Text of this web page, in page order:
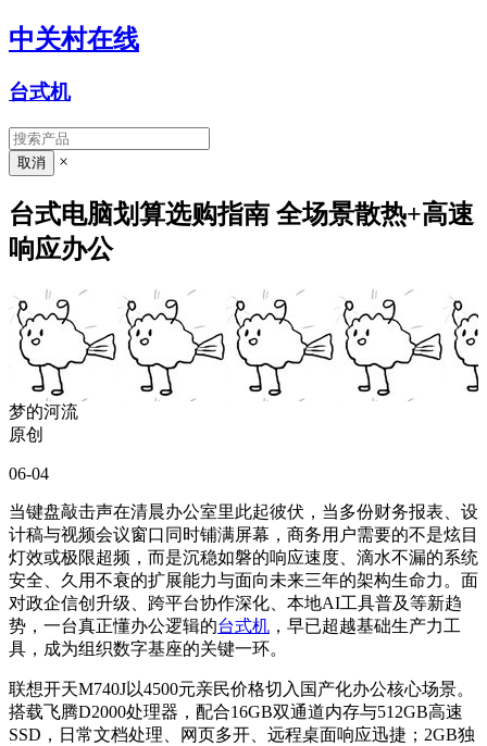
中关村在线
台式机
×
台式电脑划算选购指南 全场景散热+高速
响应办公
梦的河流
原创
06-04
当键盘敲击声在清晨办公室里此起彼伏，当多份财务报表、设
计稿与视频会议窗口同时铺满屏幕，商务用户需要的不是炫目
灯效或极限超频，而是沉稳如磐的响应速度、滴水不漏的系统
安全、久用不衰的扩展能力与面向未来三年的架构生命力。面
对政企信创升级、跨平台协作深化、本地AI工具普及等新趋
势，一台真正懂办公逻辑的台式机 ，早已超越基础生产力工
具，成为组织数字基座的关键一环。
联想开天M740J以4500元亲民价格切入国产化办公核心场景。
搭载飞腾D2000处理器，配合16GB双通道内存与512GB高速
SSD，日常文档处理、网页多开、远程桌面响应迅捷；2GB独